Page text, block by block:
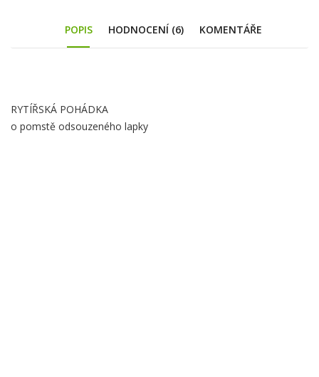
POPIS HODNOCENÍ (6) KOMENTÁŘE
záložky
RYTÍŘSKÁ POHÁDKA
o pomstě odsouzeného lapky